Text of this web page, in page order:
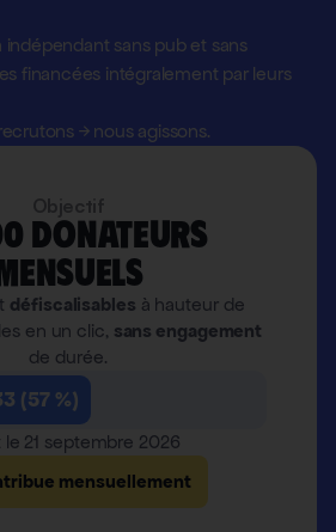
sans pub et sans
financées intégralement par leurs
→nous agissons.
donateurs
défiscalisables à hauteur de
en un clic, sans engagement
de durée.
(57 %)
le 21 septembre 2026
mensuellement